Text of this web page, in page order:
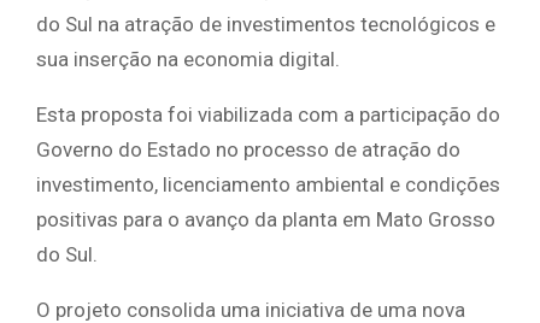
do Sul na atração de investimentos tecnológicos e
sua inserção na economia digital.
Esta proposta foi viabilizada com a participação do
Governo do Estado no processo de atração do
investimento, licenciamento ambiental e condições
positivas para o avanço da planta em Mato Grosso
do Sul.
O projeto consolida uma iniciativa de uma nova